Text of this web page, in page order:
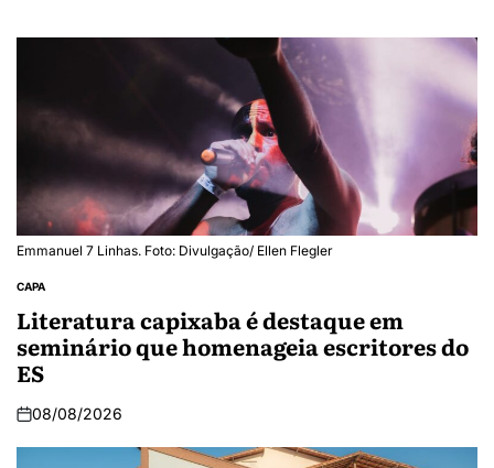
Emmanuel 7 Linhas. Foto: Divulgação/ Ellen Flegler
CAPA
Literatura capixaba é destaque em
seminário que homenageia escritores do
ES
08/08/2026